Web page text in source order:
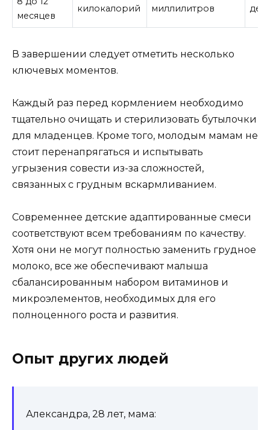
месяцев
килокалорий
миллилитров
В завершении следует отметить несколько
ключевых моментов.
Каждый раз перед кормлением необходимо
тщательно очищать и стерилизовать бутылочки
для младенцев. Кроме того, молодым мамам не
стоит перенапрягаться и испытывать
угрызения совести из-за сложностей,
связанных с грудным вскармливанием.
Современнее детские адаптированные смеси
соответствуют всем требованиям по качеству.
Хотя они не могут полностью заменить грудное
молоко, все же обеспечивают малыша
сбалансированным набором витаминов и
микроэлементов, необходимых для его
полноценного роста и развития.
Опыт других людей
Александра, 28 лет, мама: